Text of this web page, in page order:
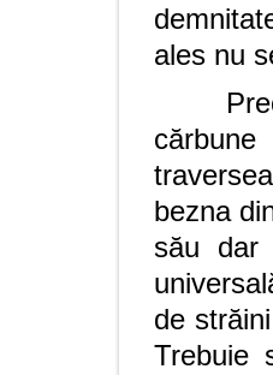
ales nu
bezna
său dar
de
Trebuie